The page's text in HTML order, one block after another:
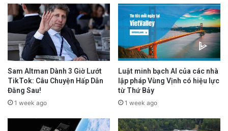
Sam Altman Dành 3 Giờ Lướt
TikTok: Câu Chuyện Hấp Dẫn
Đằng Sau!
1 week ago
Luật minh bạch AI của các nhà
lập pháp Vùng Vịnh có hiệu lực
từ Thứ Bảy
1 week ago